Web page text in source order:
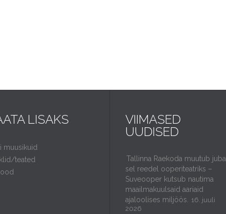
LISAKS
muusikuid
teated
VIIMASED
UUDISED
Tallinna Raekoda muutub juba
sel reedel ooperiteatriks –
Suveooper kutsub nautima
maailmakuulsaid aariaid
ajaloolises miljöös.
16. juuli
2026